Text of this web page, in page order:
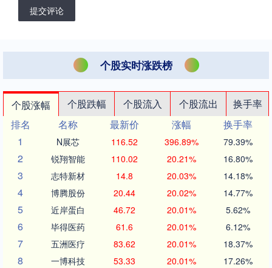
提交评论
个股实时涨跌榜
个股涨幅 个股跌幅 个股流入 个股流出
换手率
排名
名称 最新价 涨幅
换手率
1
N展芯 116.52 396.89% 79.39%
2 锐翔智能 110.02 20.21% 16.80%
3 志特新材 14.8 20.03% 14.18%
4 博腾股份 20.44 20.02% 14.77%
5 近岸蛋白 46.72 20.01% 5.62%
6 毕得医药 61.6 20.01% 6.12%
7 五洲医疗 83.62 20.01% 18.37%
8 一博科技 53.33 20.01% 17.26%